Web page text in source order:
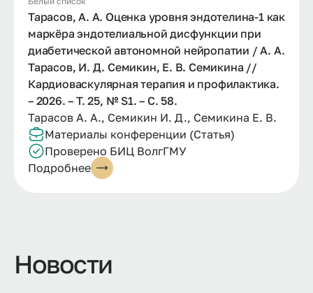
Тарасов, А. А. Оценка уровня эндотелина-1 как
маркёра эндотелиальной дисфункции при
диабетической автономной нейропатии / А. А.
Тарасов, И. Д. Семикин, Е. В. Семикина //
Кардиоваскулярная терапия и профилактика.
– 2026. – Т. 25, № S1. – С. 58.
Тарасов А. А., Семикин И. Д., Семикина Е. В.
Материалы конференции (Статья)
Проверено БИЦ ВолгГМУ
Подробнее
Новости